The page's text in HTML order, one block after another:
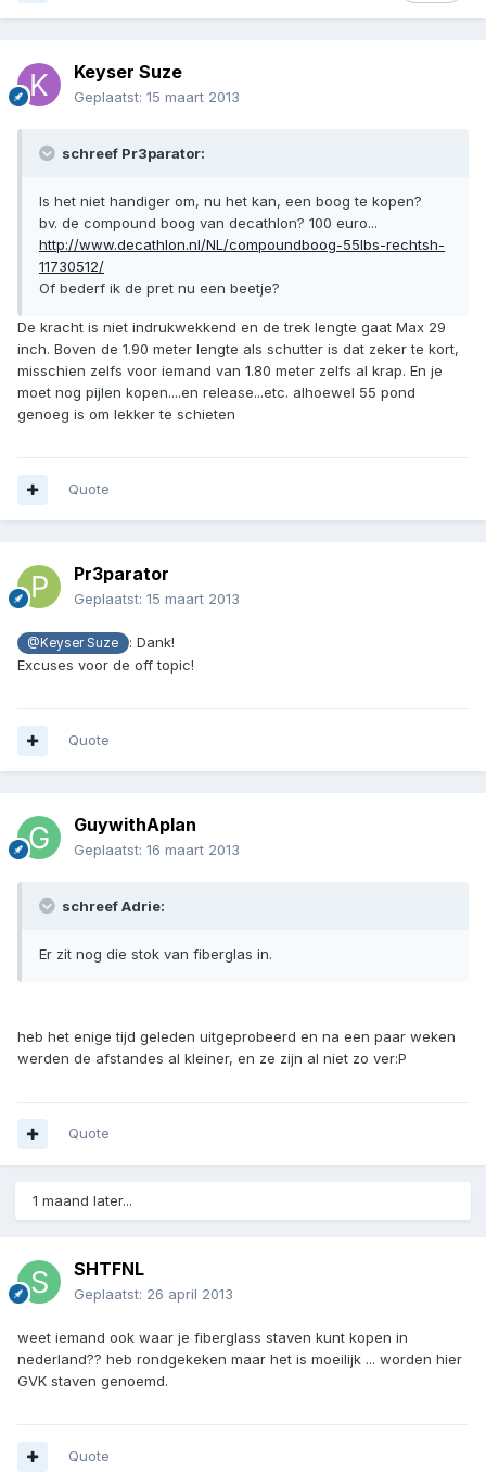
Keyser Suze
Geplaatst: 15 maart 2013
schreef Pr3parator:
Is het niet handiger om, nu het kan, een boog te kopen?
bv. de compound boog van decathlon? 100 euro...
http://www.decathlon.nl/NL/compoundboog-55lbs-rechtsh-
11730512/
Of bederf ik de pret nu een beetje?
De kracht is niet indrukwekkend en de trek lengte gaat Max 29
inch. Boven de 1.90 meter lengte als schutter is dat zeker te kort,
misschien zelfs voor iemand van 1.80 meter zelfs al krap. En je
moet nog pijlen kopen....en release...etc. alhoewel 55 pond
genoeg is om lekker te schieten
Quote
Pr3parator
Geplaatst: 15 maart 2013
@Keyser Suze
: Dank!
Excuses voor de off topic!
Quote
GuywithAplan
Geplaatst: 16 maart 2013
schreef Adrie:
Er zit nog die stok van fiberglas in.
heb het enige tijd geleden uitgeprobeerd en na een paar weken
werden de afstandes al kleiner, en ze zijn al niet zo ver:P
Quote
1 maand later...
SHTFNL
Geplaatst: 26 april 2013
weet iemand ook waar je fiberglass staven kunt kopen in
nederland?? heb rondgekeken maar het is moeilijk ... worden hier
GVK staven genoemd.
Quote